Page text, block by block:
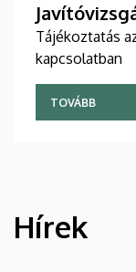
Tájékoztatás
kapcsolatban
TOVÁBB
HÍREK
Hírek